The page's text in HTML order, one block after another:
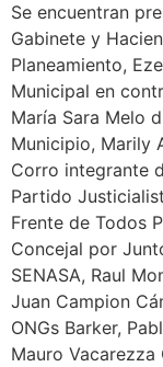
Se encuentran
Gabinete y
Planeamiento,
Municipal en
María Sara Melo
Municipio, Marily
Corro integrante
Partido
Frente de Todos
Concejal por
SENASA, Raul
Juan Campion
ONGs Barker,
Mauro